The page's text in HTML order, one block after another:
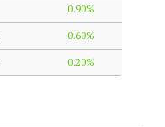
0.90%
0.60%
0.20%